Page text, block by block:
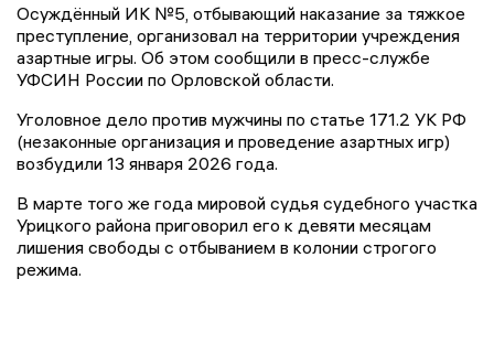
Осуждённый ИК №5, отбывающий наказание за тяжкое
преступление, организовал на территории учреждения
азартные игры. Об этом сообщили в пресс-службе
УФСИН России по Орловской области.
Уголовное дело против мужчины по статье 171.2 УК РФ
(незаконные организация и проведение азартных игр)
возбудили 13 января 2026 года.
В марте того же года мировой судья судебного участка
Урицкого района приговорил его к девяти месяцам
лишения свободы с отбыванием в колонии строгого
режима.